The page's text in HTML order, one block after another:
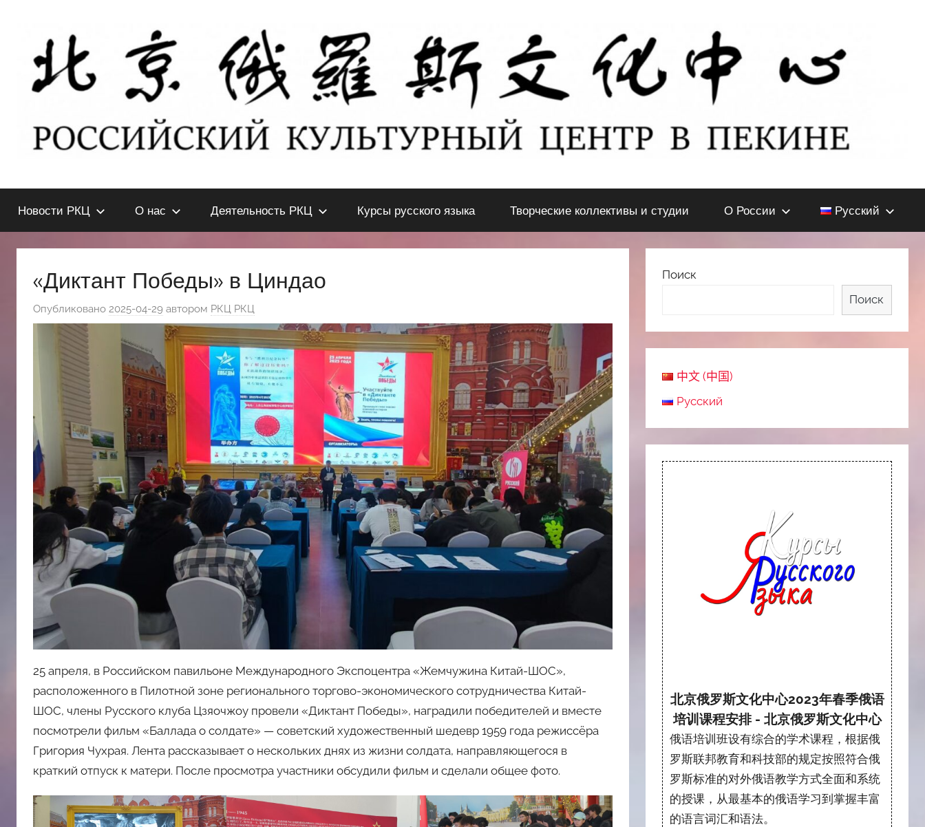
содержимому
北
京
罗
文
化
中
心
КУЛЬТУРНЫЙ
ЦЕНТР
ПЕКИНЕ
Новости РКЦ О нас Деятельность РКЦ Курсы русского языка Творческие коллективы и студии О России Русский
«Диктант Победы» в Циндао
Опубликовано 2025-04-29 автором РКЦ РКЦ
25 апреля, в Российском павильоне Международного Экспоцентра «Жемчужина Китай-ШОС»,
расположенного в Пилотной зоне регионального торгово-экономического сотрудничества Китай-
ШОС, члены Русского клуба Цзяочжоу провели «Диктант Победы», наградили победителей и вместе
посмотрели фильм «Баллада о солдате» — советский художественный шедевр 1959 года режиссёра
Григория Чухрая. Лента рассказывает о нескольких днях из жизни солдата, направляющегося в
краткий отпуск к матери. После просмотра участники обсудили фильм и сделали общее фото.
Поиск
Поиск
中文 (中国)
Русский
北京俄罗斯文化中心2023年春季俄语
培训课程安排 - 北京俄罗斯文化中心
俄语培训班设有综合的学术课程，根据俄
罗斯联邦教育和科技部的规定按照符合俄
罗斯标准的对外俄语教学方式全面和系统
的授课，从最基本的俄语学习到掌握丰富
的语言词汇和语法。